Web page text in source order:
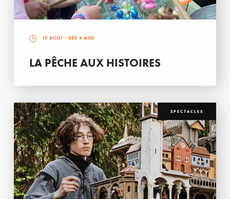
19 AOÛT - DÈS 3 ANS
LA PÊCHE AUX HISTOIRES
SPECTACLES